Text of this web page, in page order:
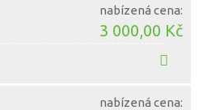
nabízená cena:
3 000,00 Kč
nabízená cena: